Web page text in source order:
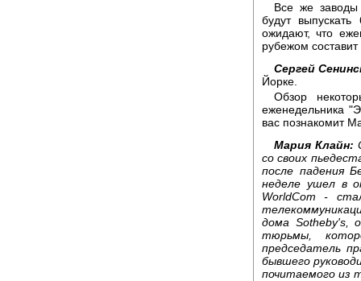
Все же заводы
будут
ожидают, что
рубежом
Сергей
Йорке.
Обзор
еженедельника
вас познакомит
Мария Клайн:
со своих
после падения
неделе ушел в
WorldCom -
дома Sotheby's,
тюрьмы,
председатель
бывшего
почитаемого из